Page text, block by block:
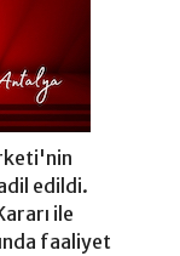
edildi.
ile
faaliyet